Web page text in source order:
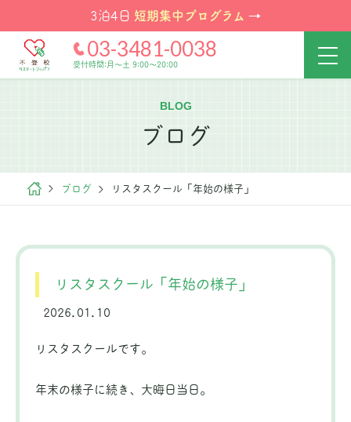
3泊4日 短期集中プログラム →
03-3481-0038
受付時間:月～土 9:00～20:00
BLOG
ブログ
ブログ リスタスクール「年始の様子」
リスタスクール「年始の様子」
2026.01.10
リスタスクールです。
年末の様子に続き、大晦日当日。